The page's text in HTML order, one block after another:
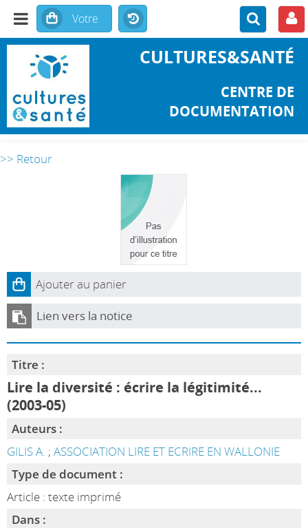
CULTURES&SANTÉ
CENTRE DE
DOCUMENTATION
>> Retour
Ajouter au panier
Lien vers la notice
Titre :
Lire la diversité : écrire la légitimité...
(2003-05)
Auteurs :
GILIS A. ; ASSOCIATION LIRE ET ECRIRE EN WALLONIE
Type de document :
Article : texte imprimé
Dans :